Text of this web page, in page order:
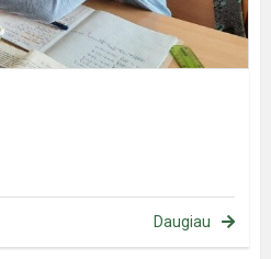
Daugiau